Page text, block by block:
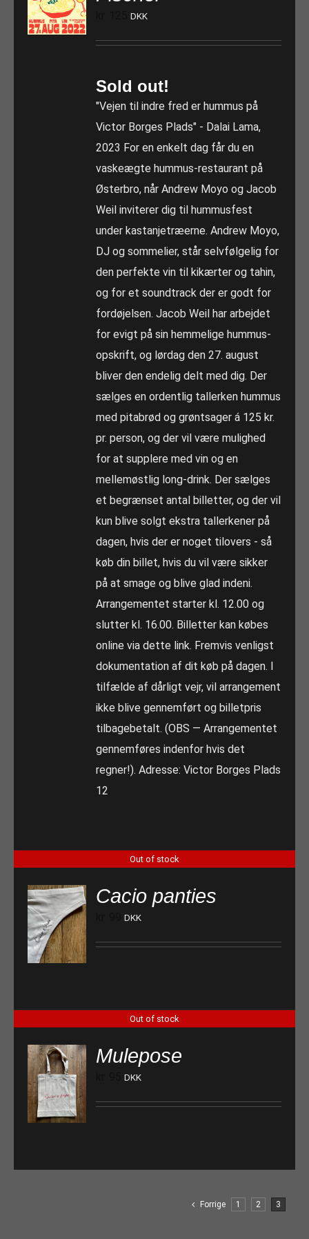
DKK
Sold out!
"Vejen til indre fred er hummus på
Victor Borges Plads" - Dalai Lama,
2023 For en enkelt dag får du en
vaskeægte hummus-restaurant på
Østerbro, når Andrew Moyo og Jacob
Weil inviterer dig til hummusfest
under kastanjetræerne. Andrew Moyo,
DJ og sommelier, står selvfølgelig for
den perfekte vin til kikærter og tahin,
og for et soundtrack der er godt for
fordøjelsen. Jacob Weil har arbejdet
for evigt på sin hemmelige hummus-
opskrift, og lørdag den 27. august
bliver den endelig delt med dig. Der
sælges en ordentlig tallerken hummus
med pitabrød og grøntsager á 125 kr.
pr. person, og der vil være mulighed
for at supplere med vin og en
mellemøstlig long-drink. Der sælges
et begrænset antal billetter, og der vil
kun blive solgt ekstra tallerkener på
dagen, hvis der er noget tilovers - så
køb din billet, hvis du vil være sikker
på at smage og blive glad indeni.
Arrangementet starter kl. 12.00 og
slutter kl. 16.00. Billetter kan købes
online via dette link. Fremvis venligst
dokumentation af dit køb på dagen. I
tilfælde af dårligt vejr, vil arrangement
ikke blive gennemført og billetpris
tilbagebetalt. (OBS — Arrangementet
gennemføres indenfor hvis det
regner!). Adresse: Victor Borges Plads
12
Out of stock
Cacio panties
DKK
Out of stock
Mulepose
DKK
Forrige 1 2 3